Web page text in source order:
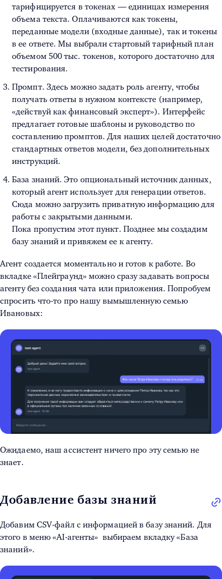
тарифицируется в токенах — единицах измерения
объема текста. Оплачиваются как токены,
переданные модели (входные данные), так и токены
в ее ответе. Мы выбрали стартовый тарифный план
объемом 500 тыс. токенов, которого достаточно для
тестирования.
Промпт. Здесь можно задать роль агенту, чтобы
получать ответы в нужном контексте (например,
«действуй как финансовый эксперт»). Интерфейс
предлагает готовые шаблоны и руководство по
составлению промптов. Для наших целей достаточно
стандартных ответов модели, без дополнительных
инструкций.
База знаний. Это опциональный источник данных,
который агент использует для генерации ответов.
Сюда можно загрузить приватную информацию для
работы с закрытыми данными.
Пока пропустим этот пункт. Позднее мы создадим
базу знаний и привяжем ее к агенту.
Агент создается моментально и готов к работе. Во
вкладке «Плейграунд» можно сразу задавать вопросы
агенту без создания чата или приложения. Попробуем
спросить что-то про нашу вымышленную семью
Ивановых:
Ожидаемо, наш ассистент ничего про эту семью не
знает.
Добавление базы знаний
Добавим CSV-файл с информацией в базу знаний. Для
этого в меню «AI-агенты» выбираем вкладку «База
знаний».